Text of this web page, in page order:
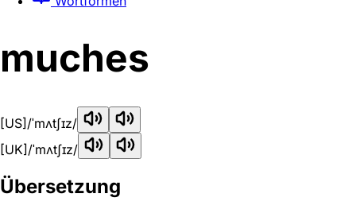
muches
[US] /ˈmʌtʃɪz/
[UK] /ˈmʌtʃɪz/
Übersetzung